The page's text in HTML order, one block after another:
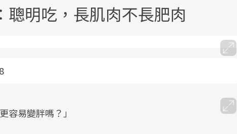
聰明吃，長肌肉不長肥肉
容易變胖嗎？」
面對超高齡社會的浪潮，台灣正在快速
邁向「健康照護」的新時代。隨著國家
2025年，就到良醫生活祭體驗「一站式
健康新生活」，從講座、體驗到運動，
良醫健康網從「換季的身體變化」出
發，透過醫學觀點與日常感受的對話，